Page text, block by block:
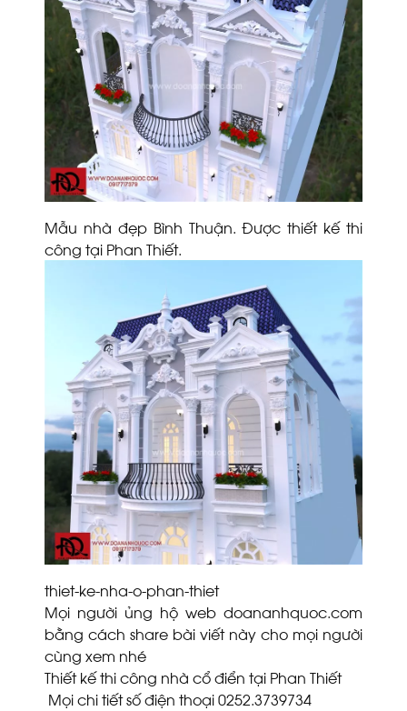
Mẫu nhà đẹp Bình Thuận. Được thiết kế thi
công tại Phan Thiết.
thiet-ke-nha-o-phan-thiet
Mọi người ủng hộ web doananhquoc.com
bằng cách share bài viết này cho mọi người
cùng xem nhé
Thiết kế thi công nhà cổ điển tại Phan Thiết
Mọi chi tiết số điện thoại 0252.3739734